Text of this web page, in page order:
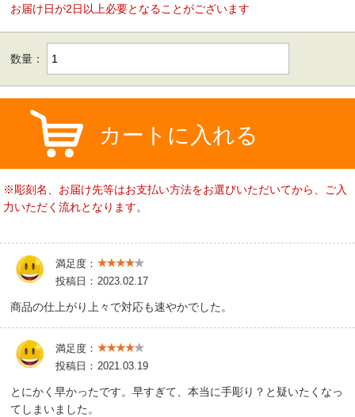
お届け日が2日以上必要となることがございます
数量：
カートに入れる
※彫刻名、お届け先等はお支払い方法をお選びいただいてから、ご入
力いただく流れとなります。
満足度：
投稿日： 2023.02.17
商品の仕上がり上々で対応も速やかでした。
満足度：
投稿日： 2021.03.19
とにかく早かったです。早すぎて、本当に手彫り？と疑いたくなっ
てしまいました。